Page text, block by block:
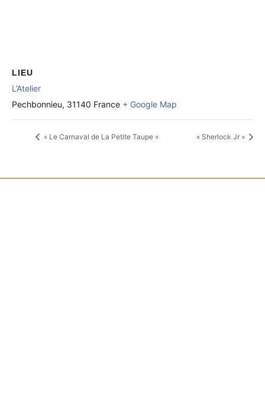
LIEU
L’Atelier
Pechbonnieu, 31140 France + Google Map
« Le Carnaval de La Petite Taupe » « Sherlock Jr »